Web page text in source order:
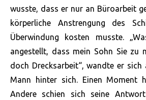
wusste, dass er nur an Büroarbeit
körperliche Anstrengung des
Überwindung kosten musste.
angestellt, dass mein Sohn Sie zu
doch Drecksarbeit“, wandte er sich
Mann hinter sich. Einen Moment
Andere schien sich seine